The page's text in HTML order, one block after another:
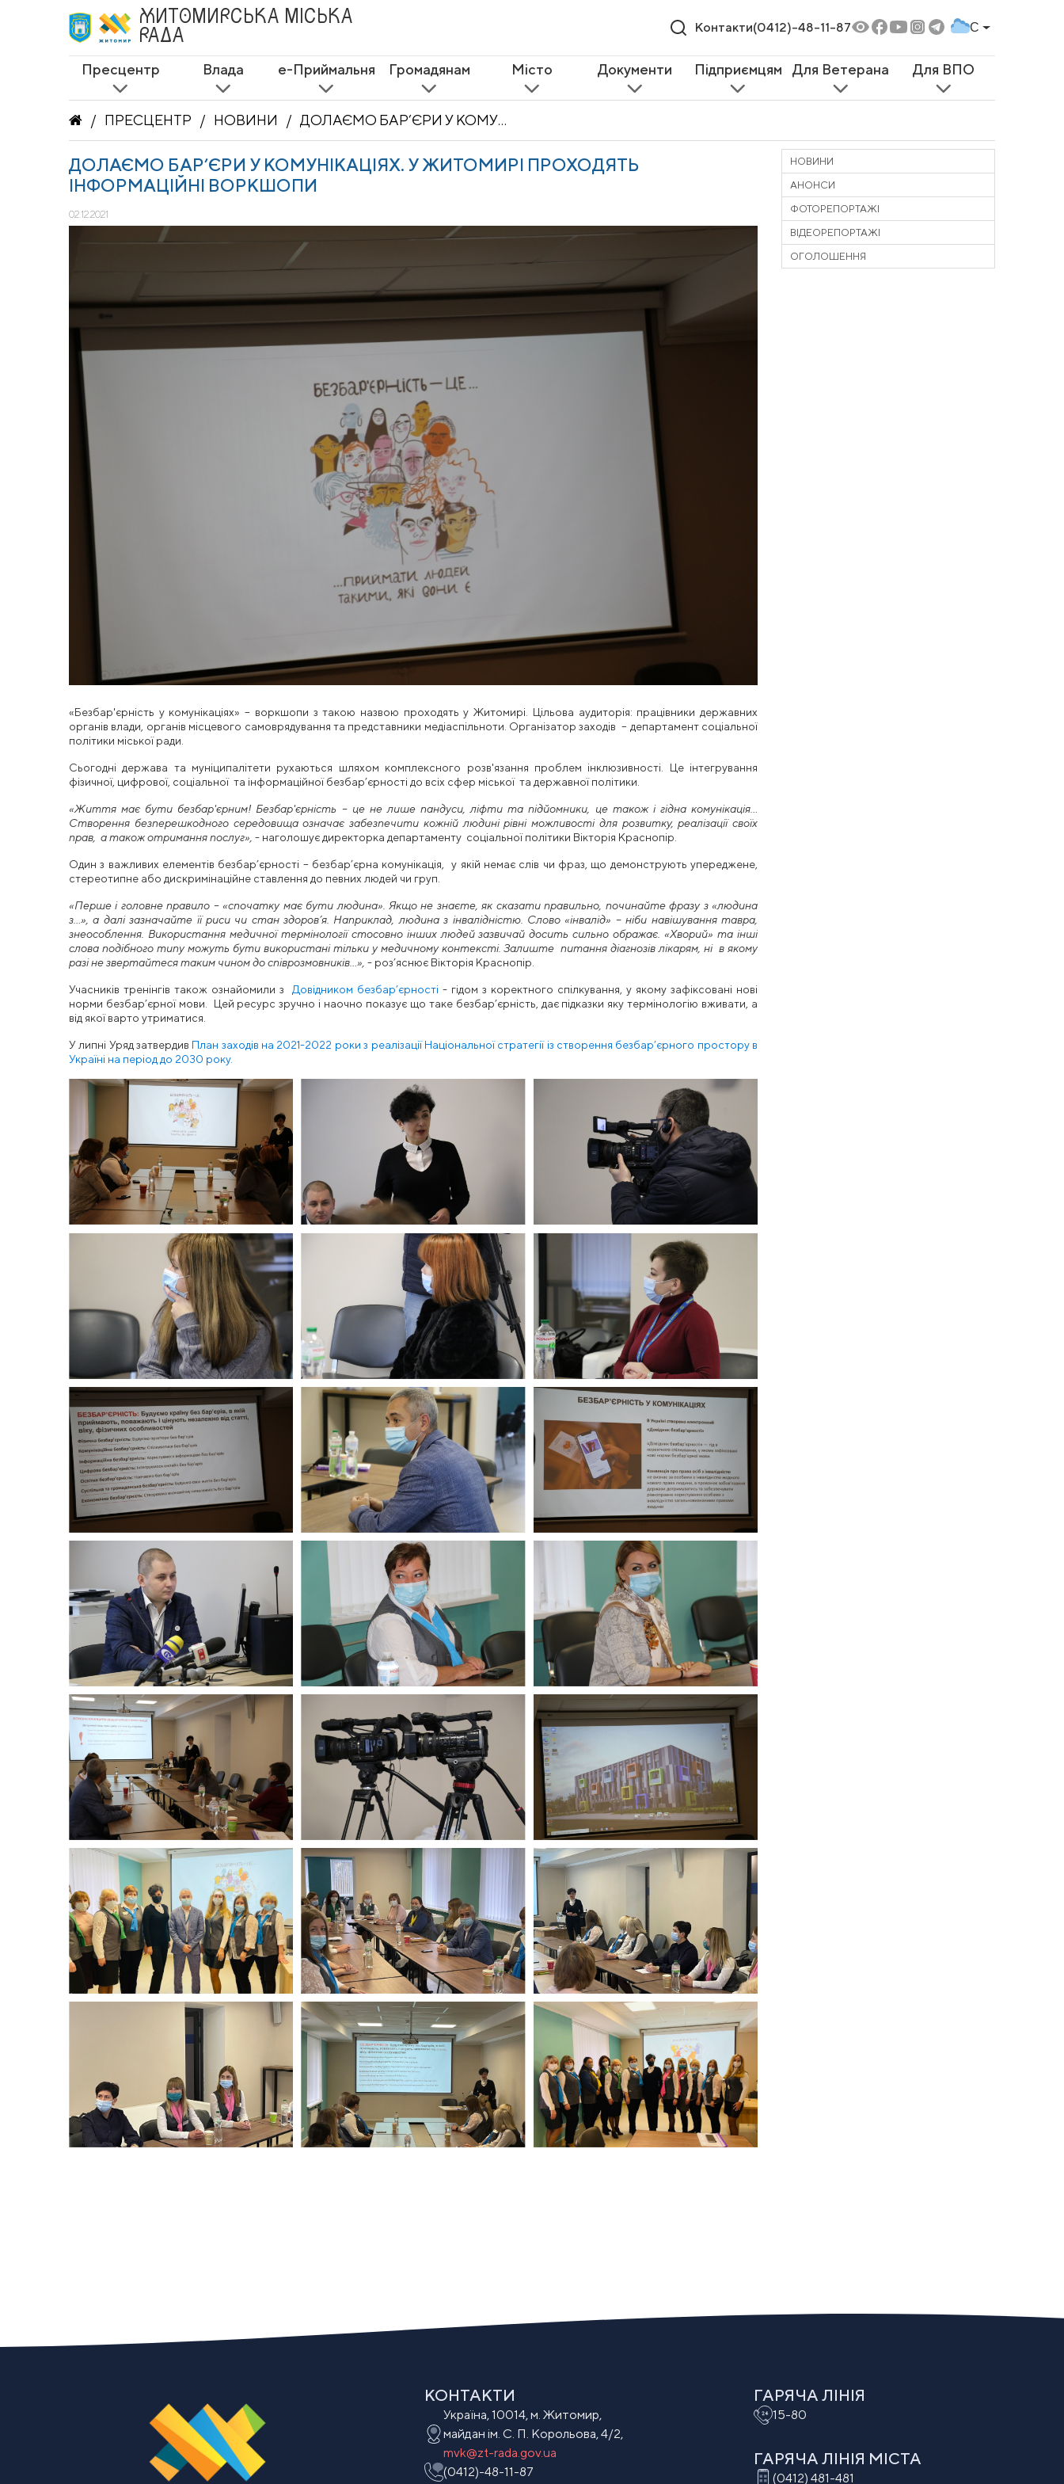
ЖИТОМИРСЬКА МІСЬКА
РАДА
Контакти(0412)-48-11-87 C
Пресцентр Влада е-Приймальня Громадянам Місто Документи Підприємцям Для Ветерана Для ВПО
ПРЕСЦЕНТР НОВИНИ ДОЛАЄМО БАР’ЄРИ У КОМУНІКАЦІЯХ. У ЖИТОМИРІ ПРОХОДЯТЬ ІНФОРМАЦІЙНІ ВОРКШОПИ
ДОЛАЄМО БАР’ЄРИ У КОМУНІКАЦІЯХ. У ЖИТОМИРІ ПРОХОДЯТЬ
ІНФОРМАЦІЙНІ ВОРКШОПИ
02.12.2021
«Безбар'єрність у комунікаціях» – воркшопи з такою назвою проходять у Житомирі. Цільова аудиторія: працівники державних
органів влади, органів місцевого самоврядування та представники медіаспільноти. Організатор заходів – департамент соціальної
політики міської ради.
Сьогодні держава та муніципалітети рухаються шляхом комплексного розв'язання проблем інклюзивності. Це інтегрування
фізичної, цифрової, соціальної та інформаційної безбар’єрності до всіх сфер міської та державної політики.
«Життя має бути безбар'єрним! Безбар'єрність – це не лише пандуси, ліфти та підйомники, це також і гідна комунікація…
Створення безперешкодного середовища означає забезпечити кожній людині рівні можливості для розвитку, реалізації своїх
прав, а також отримання послуг», - наголошує директорка департаменту соціальної політики Вікторія Краснопір.
Один з важливих елементів безбар’єрності – безбар’єрна комунікація, у якій немає слів чи фраз, що демонструють упереджене,
стереотипне або дискримінаційне ставлення до певних людей чи груп.
«Перше і головне правило – «спочатку має бути людина». Якщо не знаєте, як сказати правильно, починайте фразу з «людина
з…», а далі зазначайте її риси чи стан здоров’я. Наприклад, людина з інвалідністю. Слово «інвалід» – ніби навішування тавра,
знеособлення. Використання медичної термінології стосовно інших людей зазвичай досить сильно ображає. «Хворий» та інші
слова подібного типу можуть бути використані тільки у медичному контексті. Залиште питання діагнозів лікарям, ні в якому
разі не звертайтеся таким чином до співрозмовників…», - роз’яснює Вікторія Краснопір.
Учасників тренінгів також ознайомили з Довідником безбар’єрності - гідом з коректного спілкування, у якому зафіксовані нові
норми безбар’єрної мови. Цей ресурс зручно і наочно показує що таке безбар’єрність, дає підказки яку термінологію вживати, а
від якої варто утриматися.
У липні Уряд затвердив План заходів на 2021-2022 роки з реалізації Національної стратегії із створення безбар’єрного простору в
Україні на період до 2030 року.
НОВИНИ
АНОНСИ
ФОТОРЕПОРТАЖІ
ВІДЕОРЕПОРТАЖІ
ОГОЛОШЕННЯ
КОНТАКТИ
Україна, 10014, м. Житомир,
майдан ім. С. П. Корольова, 4/2,
mvk@zt-rada.gov.ua
(0412)-48-11-87
ГАРЯЧА ЛІНІЯ
15-80
ГАРЯЧА ЛІНІЯ МIСТА
(0412) 481-481